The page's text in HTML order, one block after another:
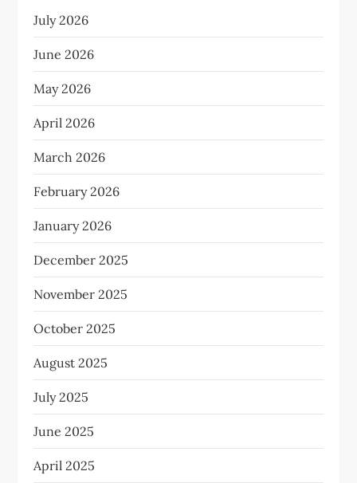
July 2026
June 2026
May 2026
April 2026
March 2026
February 2026
January 2026
December 2025
November 2025
October 2025
August 2025
July 2025
June 2025
April 2025